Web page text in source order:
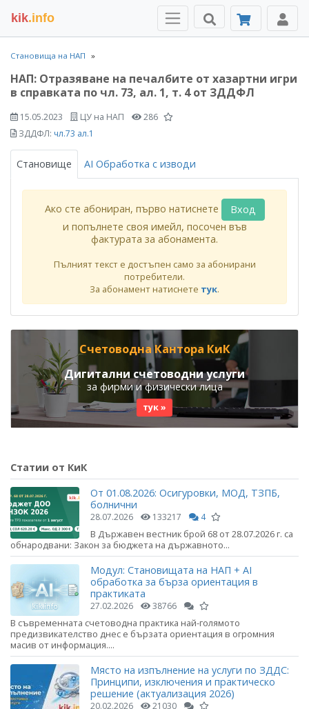
kik.info
Становища на НАП
НАП: Отразяване на печалбите от хазартни игри
в справката по чл. 73, ал. 1, т. 4 от ЗДДФЛ
15.05.2023 ЦУ на НАП
286
ЗДДФЛ: чл.73 ал.1
Становище AI Обработка с изводи
Ако сте абониран, първо натиснете
Вход
и попълнете своя имейл, посочен във
фактурата за абонамента.
Пълният текст е достъпен само за абонирани
потребители.
За абонамент натиснете тук.
Счетоводна Кантора КиК
Дигитални счетоводни услуги
за фирми и физически лица
тук »
Статии от КиК
От 01.08.2026: Осигуровки, МОД, ТЗПБ,
болнични
28.07.2026 133217 4
В Държавен вестник брой 68 от 28.07.2026 г. са
обнародвани: Закон за бюджета на държавното...
Модул: Становищата на НАП + AI
обработка за бърза ориентация в
практиката
27.02.2026 38766
В съвременната счетоводна практика най-голямото
предизвикателство днес е бързата ориентация в огромния
масив от информация....
Място на изпълнение на услуги по ЗДДС:
Принципи, изключения и практическо
решение (актуализация 2026)
20.02.2026 21030